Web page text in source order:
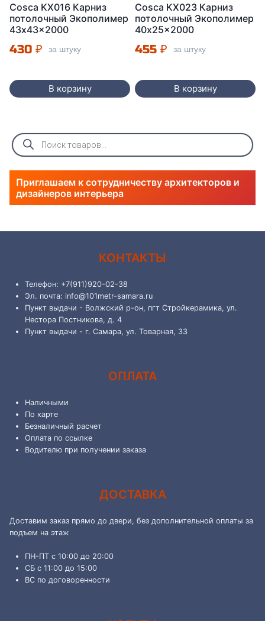
Cosca KX016 Карниз
потолочный Экополимер
43x43x2000
430 ₽ за штуку
В корзину
Cosca KX023 Карниз
потолочный Экополимер
40x25x2000
455 ₽ за штуку
В корзину
Поиск
товаров
Приглашаем к сотрудничеству архитекторов и
дизайнеров интерьера
КОНТАКТЫ
Телефон: +7(911)920-02-38
Эл. почта: info@101metr-samara.ru
Пункт выдачи - Волжский р-он, пгт Стройкерамика, ул.
Нестора Постникова, д. 4
Пункт выдачи - г. Самара, ул. Товарная, 33
ОПЛАТА
Наличными
По карте
Безналичный расчет
Оплата по ссылке
Водителю при получении заказа
ДОСТАВКА
Доставим заказ прямо до двери, без дополнительной оплаты за
подъем на этаж
ПН-ПТ с 10:00 до 20:00
СБ с 11:00 до 15:00
ВС по договоренности